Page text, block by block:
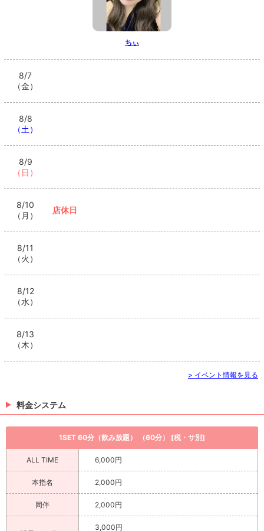
ちぃ
8/7
（金）
8/8
（土）
8/9
（日）
8/10
（月）
店休日
8/11
（火）
8/12
（水）
8/13
（木）
> イベント情報を見る
料金システム
1SET 60分（飲み放題） （60分） [税・サ別]
ALL TIME 6,000円
本指名 2,000円
同伴 2,000円
3,000円